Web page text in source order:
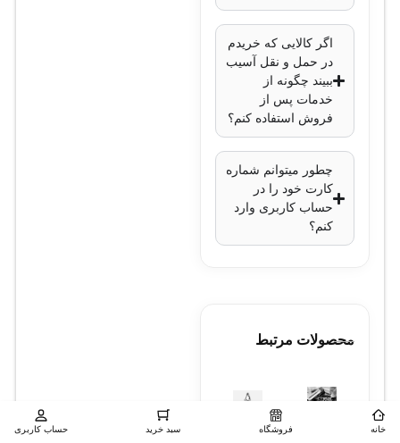
اگر کالایی که خریدم
در حمل و نقل آسیب
ببیند چگونه از
خدمات پس از
فروش استفاده کنم؟
چطور میتوانم شماره
کارت خود را در
حساب کاربری وارد
کنم؟
محصولات مرتبط
خانه فروشگاه سبد خرید حساب کاربری